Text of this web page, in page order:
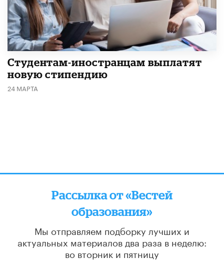
Студентам-иностранцам выплатят
новую стипендию
24 МАРТА
Рассылка от «Вестей
образования»
Мы отправляем подборку лучших и
актуальных материалов два раза в неделю:
во вторник и пятницу